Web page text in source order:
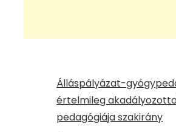
Álláspályázat-
értelmileg
pedagógiája szakirány